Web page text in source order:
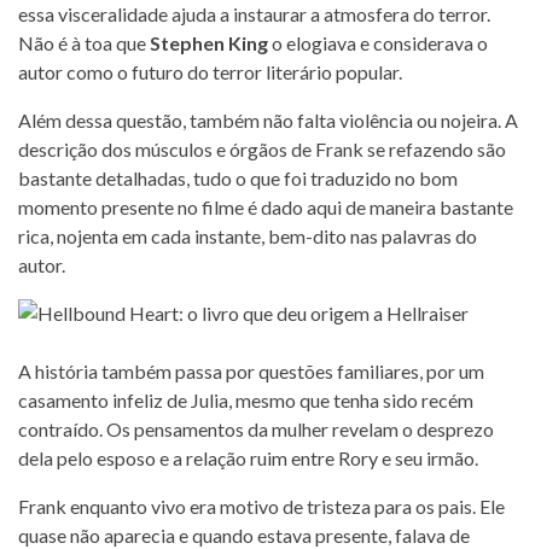
essa visceralidade ajuda a instaurar a atmosfera do terror.
Não é à toa que Stephen Kingo elogiava e considerava o
autor como o futuro do terror literário popular.
Além dessa questão, também não falta violência ou nojeira. A
descrição dos músculos e órgãos de Frank se refazendo são
bastante detalhadas, tudo o que foi traduzido no bom
momento presente no filme é dado aqui de maneira bastante
rica, nojenta em cada instante, bem-dito nas palavras do
autor.
A história também passa por questões familiares, por um
casamento infeliz de Julia, mesmo que tenha sido recém
contraído. Os pensamentos da mulher revelam o desprezo
dela pelo esposo e a relação ruim entre Rory e seu irmão.
Frank enquanto vivo era motivo de tristeza para os pais. Ele
quase não aparecia e quando estava presente, falava de